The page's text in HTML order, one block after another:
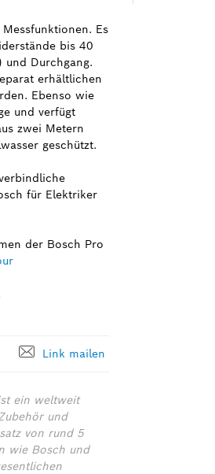
Es
bis 40
und Durchgang.
erhältlichen
Ebenso wie
und verfügt
zwei Metern
geschützt.
für Elektriker
der Bosch Pro
Link mailen
ein weltweit
und
von rund 5
wie Bosch und